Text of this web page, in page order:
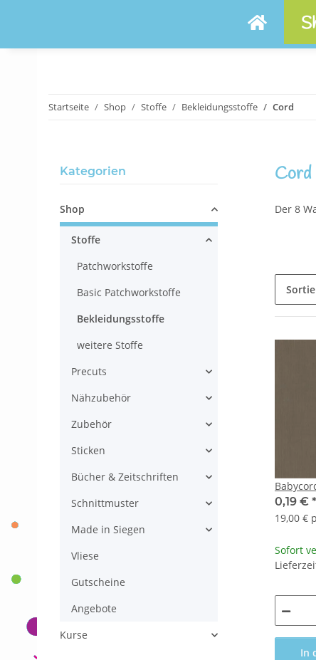
Startseite Shop Stoffe Bekleidungsstoffe Cord
Cord
Der 8
0,19 € *
19,00 €
Sofort
In
Kategorien
Shop
Stoffe
Patchworkstoffe
Basic Patchworkstoffe
Bekleidungsstoffe
weitere Stoffe
Precuts
Nähzubehör
Zubehör
Sticken
Bücher & Zeitschriften
Schnittmuster
Made in Siegen
Vliese
Gutscheine
Angebote
Kurse